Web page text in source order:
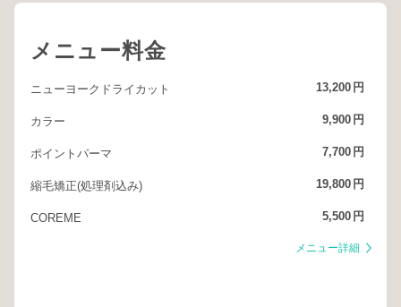
メニュー料金
ニューヨークドライカット 13,200 円
カラー 9,900 円
ポイントパーマ 7,700 円
縮毛矯正(処理剤込み) 19,800 円
COREME 5,500 円
メニュー詳細